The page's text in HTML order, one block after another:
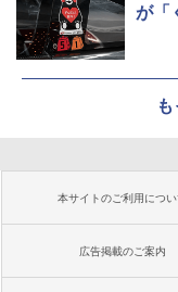
が「
本サイトのご利用につい
広告掲載のご案内